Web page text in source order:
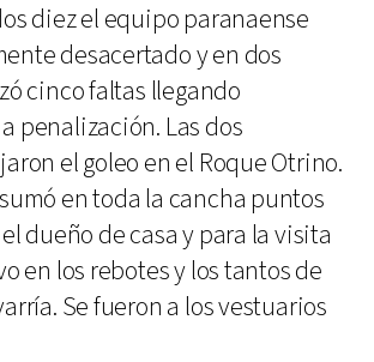
diez el equipo paranaense
desacertado y en dos
cinco faltas llegando
penalización. Las dos
el goleo en el Roque Otrino.
en toda la cancha puntos
dueño de casa y para la visita
en los rebotes y los tantos de
Se fueron a los vestuarios